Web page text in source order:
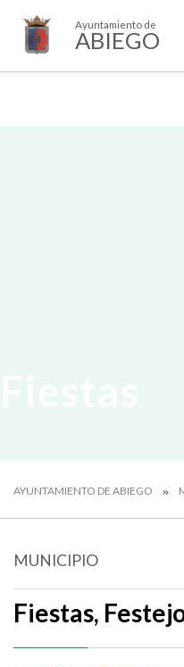
Ayuntamiento de
ABIEGO
AYUNTAMIENTO DE ABIEGO
MUNICIPIO
Fiestas,